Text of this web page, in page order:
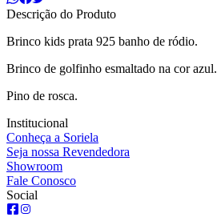
Descrição do Produto
Brinco kids prata 925 banho de ródio.
Brinco de golfinho esmaltado na cor azul.
Pino de rosca.
Institucional
Conheça a Soriela
Seja nossa Revendedora
Showroom
Fale Conosco
Social